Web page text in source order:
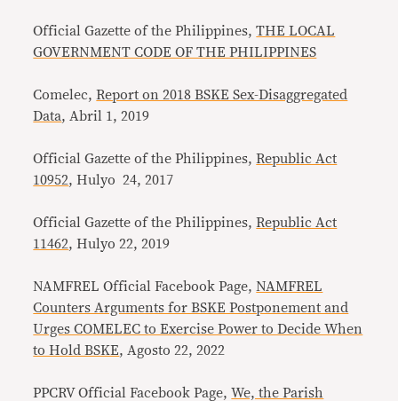
Official Gazette of the Philippines,THE LOCAL
GOVERNMENT CODE OF THE PHILIPPINES
Comelec,Report on 2018 BSKE Sex-Disaggregated
Data, Abril 1, 2019
Official Gazette of the Philippines,Republic Act
10952, Hulyo 24, 2017
Official Gazette of the Philippines,Republic Act
11462, Hulyo 22, 2019
NAMFREL Official Facebook Page,NAMFREL
Counters Arguments for BSKE Postponement and
Urges COMELEC to Exercise Power to Decide When
to Hold BSKE, Agosto 22, 2022
PPCRV Official Facebook Page,We, the Parish